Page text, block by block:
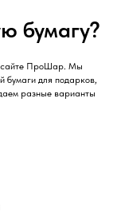
бумагу?
сайте ПроШар. Мы
бумаги для подарков,
разные варианты